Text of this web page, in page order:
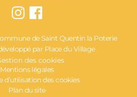
de Saint Quentin la Poterie
par Place du Village
des cookies
Mentions légales
d’utilisation des cookies
Plan du site